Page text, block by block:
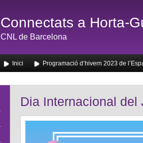
Connectats a Horta-
CNL de Barcelona
Inici Programació d’hivern 2023 de
Dia Internacional del